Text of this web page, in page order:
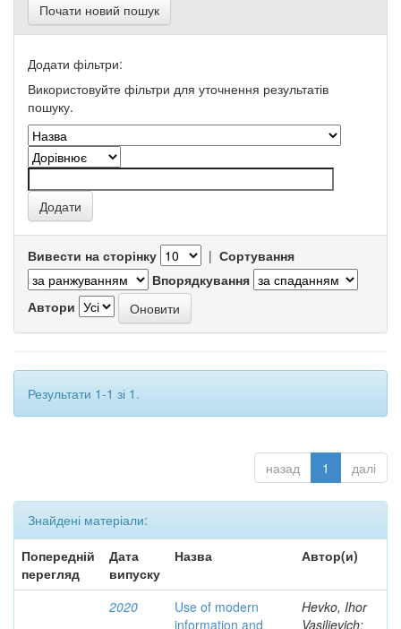
Почати новий пошук
Додати фільтри:
Використовуйте фільтри для уточнення результатів
пошуку.
Вивести на сторінку | Сортування
Впорядкування
Автори
Результати 1-1 зі 1.
назад 1 далі
Знайдені матеріали:
Попередній
перегляд
Дата
випуску
Назва Автор(и)
2020
Use of modern
information and
Hevko, Ihor
Vasilievich;